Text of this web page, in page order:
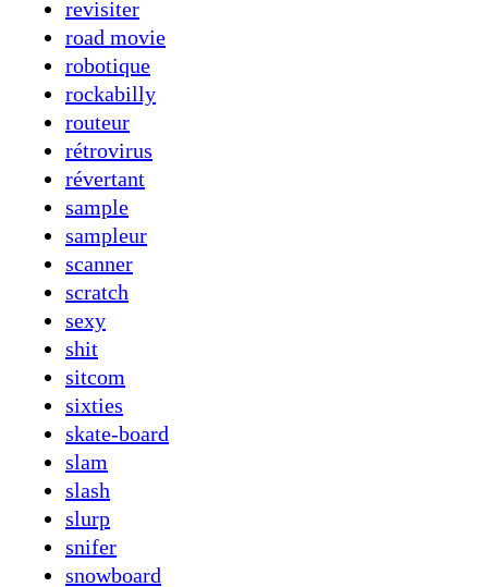
revisiter
road movie
robotique
rockabilly
routeur
rétrovirus
révertant
sample
sampleur
scanner
scratch
sexy
shit
sitcom
sixties
skate-board
slam
slash
slurp
snifer
snowboard